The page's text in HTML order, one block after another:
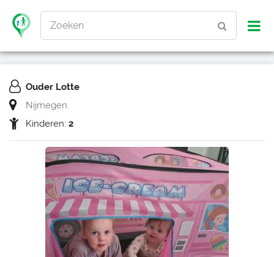
Zoeken
Ouder Lotte
Nijmegen
Kinderen: 2